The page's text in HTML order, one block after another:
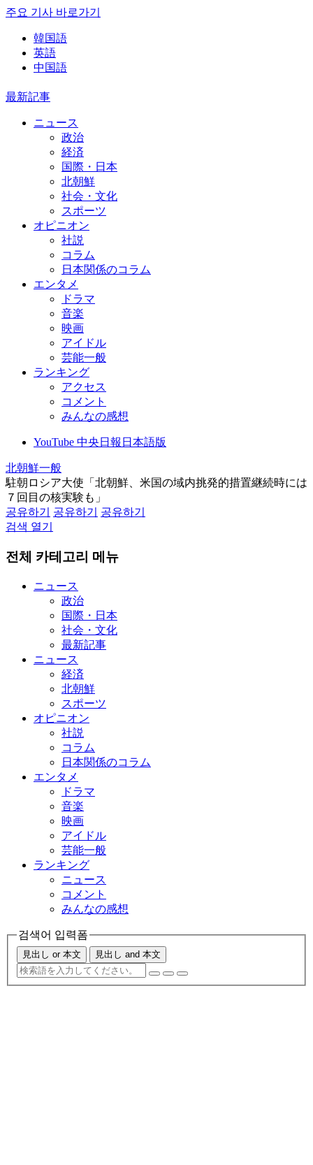
주요 기사 바로가기
韓国語
英語
中国語
最新記事
ニュース
政治
経済
国際・日本
北朝鮮
社会・文化
スポーツ
オピニオン
社説
コラム
日本関係のコラム
エンタメ
ドラマ
音楽
映画
アイドル
芸能一般
ランキング
アクセス
コメント
みんなの感想
YouTube 中央日報日本語版
北朝鮮一般
駐朝ロシア大使「北朝鮮、米国の域内挑発的措置継続時には
７回目の核実験も」
공유하기
공유하기
공유하기
검색 열기
전체 카테고리 메뉴
ニュース
政治
国際・日本
社会・文化
最新記事
ニュース
経済
北朝鮮
スポーツ
オピニオン
社説
コラム
日本関係のコラム
エンタメ
ドラマ
音楽
映画
アイドル
芸能一般
ランキング
ニュース
コメント
みんなの感想
검색어 입력폼
見出し or 本文 見出し and 本文